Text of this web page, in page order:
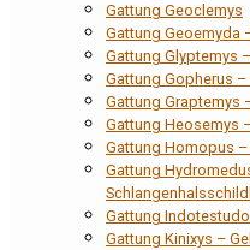
Gattung Geoclemys
Gattung Geoemyda
Gattung Glyptemys
Gattung Gopherus
Gattung Graptemys
Gattung Heosemys
Gattung Homopus
Gattung
Gattung
Gattung Kinixys –